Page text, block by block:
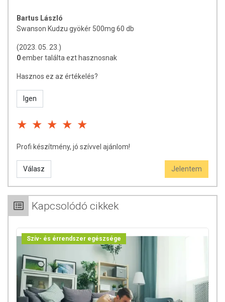
Bartus László
Swanson Kudzu gyökér 500mg 60 db
(2023. 05. 23.)
0ember találta ezt hasznosnak
Hasznos ez az értékelés?
Igen
Profi készítmény, jó szívvel ajánlom!
Válasz Jelentem
Kapcsolódó cikkek
Szív- és érrendszer egészsége